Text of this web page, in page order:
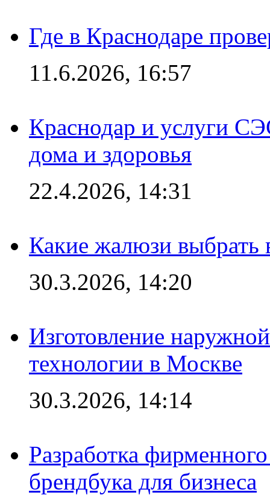
Где в Краснодаре
11.6.2026, 16:57
Краснодар и услуги
дома и здоровья
22.4.2026, 14:31
Какие жалюзи выбрать
30.3.2026, 14:20
Изготовление
технологии в Москве
30.3.2026, 14:14
Разработка
брендбука для бизнеса